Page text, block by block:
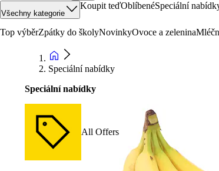
Všechny kategorie
Koupit teďOblíbenéSpeciální
Top výběrZpátky do školyNovinkyOvoce a zelenina
Speciální nabídky
Speciální nabídky
All Offers